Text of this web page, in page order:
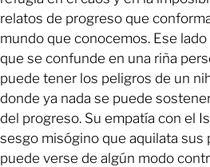
relatos de progreso que
mundo que conocemos. Ese
que se confunde en una riña
puede tener los peligros de un
donde ya nada se puede
del progreso. Su empatía con el
sesgo misógino que aquilata sus
puede verse de algún modo